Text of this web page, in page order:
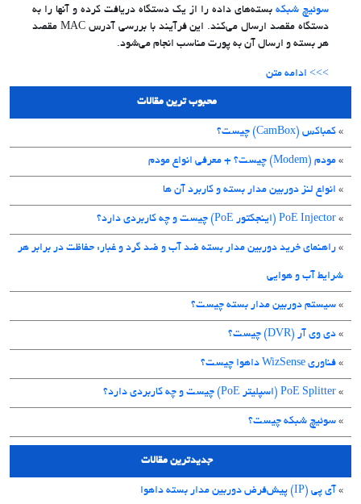
سوئیچ شبکه بسته‌های داده را از یک دستگاه دریافت کرده و آنها را به
دستگاه مقصد ارسال می‌کند. این فرآیند با بررسی آدرس MAC مقصد
هر بسته و ارسال آن به پورت مناسب انجام می‌شود.
>>> ادامه متن
محبوب ترین مقالات
» کمباکس (CamBox) چیست؟
» مودم (Modem) چیست؟ + معرفی انواع مودم
» انواع لنز دوربین مدار بسته و کاربرد آن ها
» PoE Injector (اینجکتور PoE) چیست و چه کاربردی دارد؟
» راهنمای خرید دوربین مدار بسته ضد آب و ضد گرد و غبار: حفاظت در برابر هر
شرایط آب و هوایی
» سیستم دوربین مدار بسته چیست؟
» دی وی آر (DVR) چیست؟
» فناوری WizSense داهوا چیست؟
» PoE Splitter (اسپلیتر PoE) چیست و چه کاربردی دارد؟
» سوئیچ شبکه چیست؟
جدیدترین مقالات
» آی پی (IP) پیش‌فرض دوربین مدار بسته داهوا